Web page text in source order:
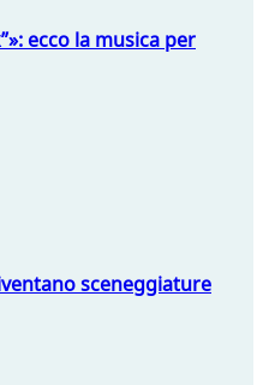
ecco la musica per
sceneggiature